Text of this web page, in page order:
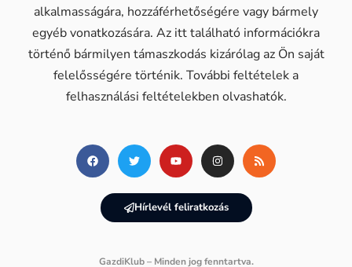
alkalmasságára, hozzáférhetőségére vagy bármely
egyéb vonatkozására. Az itt található információkra
történő bármilyen támaszkodás kizárólag az Ön saját
felelősségére történik. További feltételek a
felhasználási feltételekben olvashatók.
Hírlevél feliratkozás
GazdiKlub – Minden jog fenntartva.